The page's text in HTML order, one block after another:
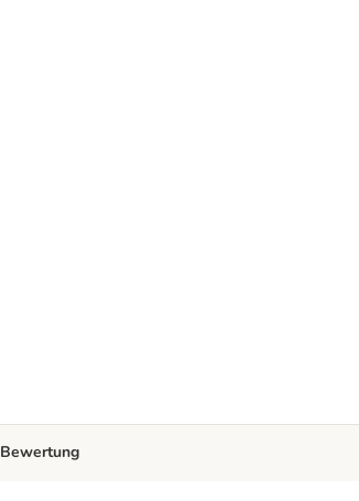
Bewertung